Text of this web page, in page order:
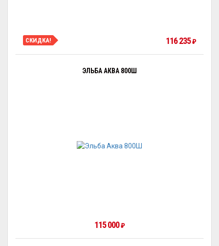
СКИДКА! 116 235₽
ЭЛЬБА АКВА 800Ш
115 000₽